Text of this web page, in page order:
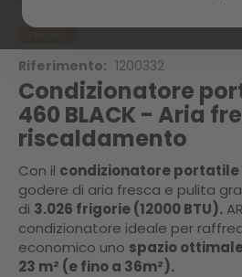
images
galleryRiferimento: 1200332
Condizionatore
460 BLACK - Aria
riscaldamento
Con il condizionatore portatile
godere di aria fresca e pulita
di 3.026 frigorie (12000 BTU).
condizionatore ideale per
economico uno spazio
23 m² (e fino a 36m²).